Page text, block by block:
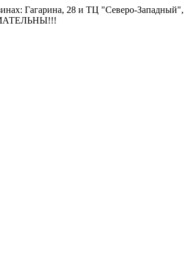
Гагарина, 28 и ТЦ "Северо-Западный",